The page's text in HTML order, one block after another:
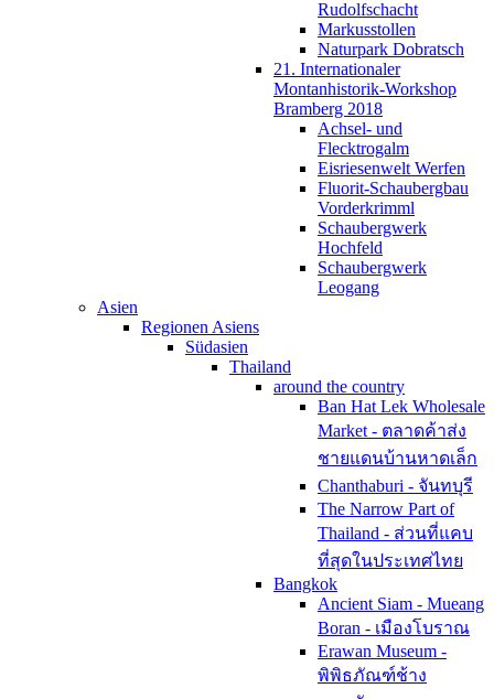
Rudolfschacht
Markusstollen
Naturpark Dobratsch
21. Internationaler
Montanhistorik-Workshop
Bramberg 2018
Achsel- und
Flecktrogalm
Eisriesenwelt Werfen
Fluorit-Schaubergbau
Vorderkrimml
Schaubergwerk
Hochfeld
Schaubergwerk
Leogang
Asien
Regionen Asiens
Südasien
Thailand
around the country
Ban Hat Lek Wholesale
Market - ตลาดค้าส่ง
ชายแดนบ้านหาดเล็ก
Chanthaburi - จันทบุรี
The Narrow Part of
Thailand - ส่วนที่แคบ
ที่สุดในประเทศไทย
Bangkok
Ancient Siam - Mueang
Boran - เมืองโบราณ
Erawan Museum -
พิพิธภัณฑ์ช้าง